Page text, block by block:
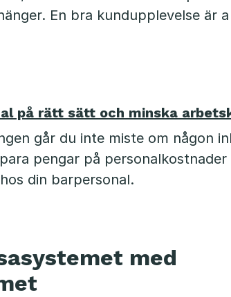
En bra kundupplevelse är
på rätt sätt och minska
går du inte miste om någon
pengar på personalkostnader
din barpersonal.
med